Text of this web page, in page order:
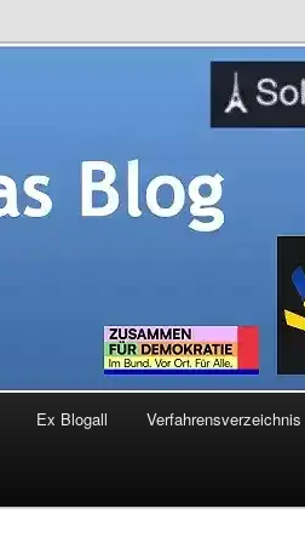
Ex Blogall Verfahrensverzeichnis